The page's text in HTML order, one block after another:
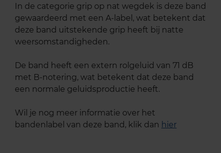
In de categorie grip op nat wegdek is deze band
gewaardeerd met een A-label, wat betekent dat
deze band uitstekende grip heeft bij natte
weersomstandigheden.
De band heeft een extern rolgeluid van 71 dB
met B-notering, wat betekent dat deze band
een normale geluidsproductie heeft.
Wil je nog meer informatie over het
bandenlabel van deze band, klik dan hier